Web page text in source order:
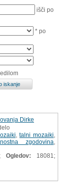
išči po
* po
Dirke
,talni mozaiki
zgodovina
Ogledov: 18081;